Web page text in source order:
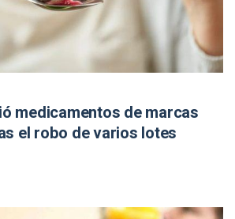
medicamentos de marcas
el robo de varios lotes